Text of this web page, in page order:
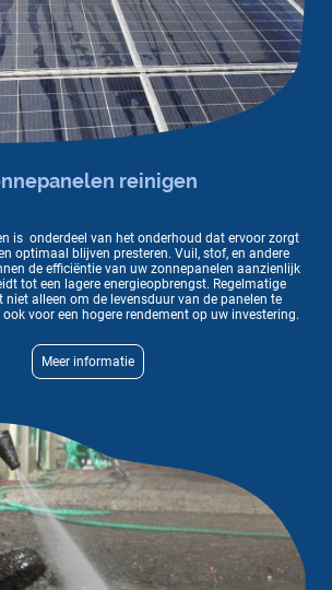
reinigen
is onderdeel van het onderhoud dat ervoor zorgt
optimaal blijven presteren. Vuil, stof, en andere
de efficiëntie van uw zonnepanelen aanzienlijk
tot een lagere energieopbrengst. Regelmatige
alleen om de levensduur van de panelen te
voor een hogere rendement op uw investering.
Meer informatie